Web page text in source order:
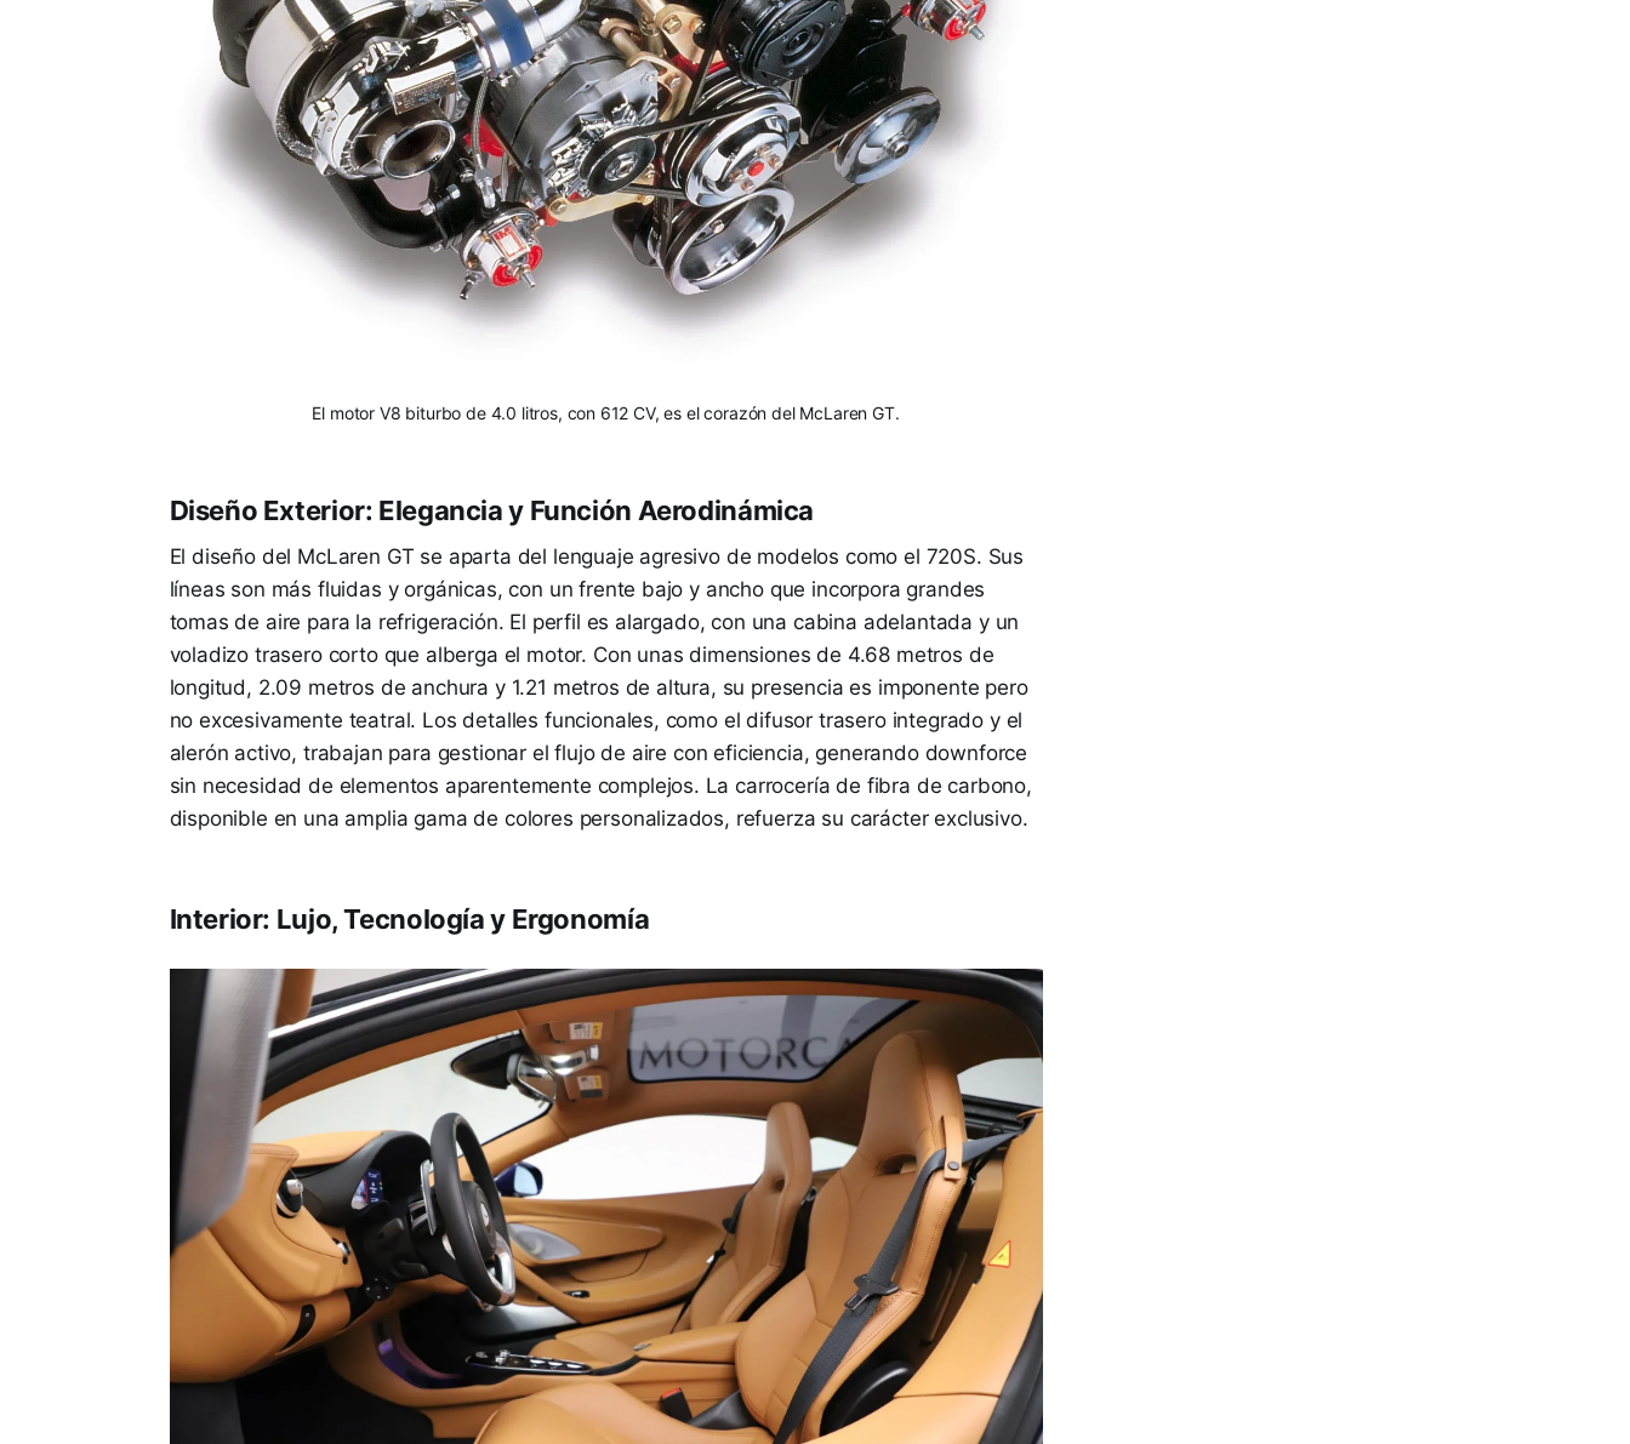
El motor V8 biturbo de 4.0 litros, con 612 CV, es el corazón del McLaren GT.
Diseño Exterior: Elegancia y Función Aerodinámica
El diseño del McLaren GT se aparta del lenguaje agresivo de modelos como el 720S. Sus
líneas son más fluidas y orgánicas, con un frente bajo y ancho que incorpora grandes
tomas de aire para la refrigeración. El perfil es alargado, con una cabina adelantada y un
voladizo trasero corto que alberga el motor. Con unas dimensiones de 4.68 metros de
longitud, 2.09 metros de anchura y 1.21 metros de altura, su presencia es imponente pero
no excesivamente teatral. Los detalles funcionales, como el difusor trasero integrado y el
alerón activo, trabajan para gestionar el flujo de aire con eficiencia, generando downforce
sin necesidad de elementos aparentemente complejos. La carrocería de fibra de carbono,
disponible en una amplia gama de colores personalizados, refuerza su carácter exclusivo.
Interior: Lujo, Tecnología y Ergonomía